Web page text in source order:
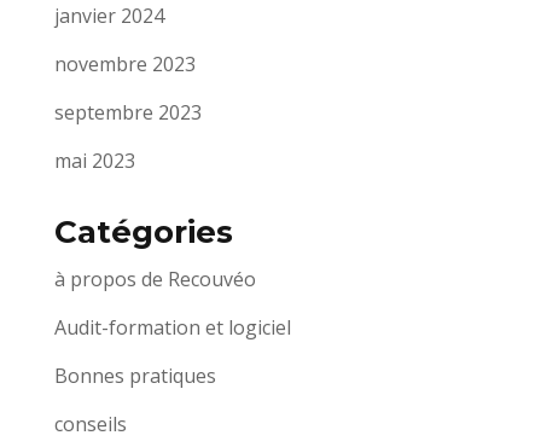
janvier 2024
novembre 2023
septembre 2023
mai 2023
Catégories
à propos de Recouvéo
Audit-formation et logiciel
Bonnes pratiques
conseils